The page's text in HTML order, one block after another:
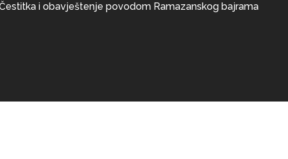
i obavještenje povodom Ramazanskog bajrama